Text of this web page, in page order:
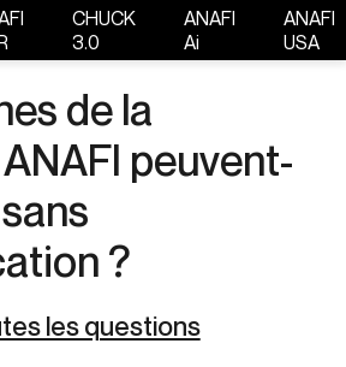
CHUCK
3.0
ANAFI
Ai
ANAFI
USA
de la
peuvent-
?
les questions